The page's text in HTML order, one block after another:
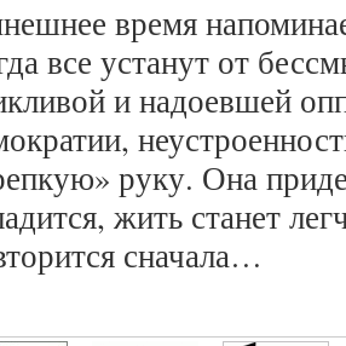
время
все устанут от
и надоевшей
руку. Она
жить станет
сначала…